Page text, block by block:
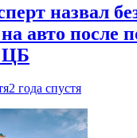
назвал
авто после
ЦБ
2 года спустя